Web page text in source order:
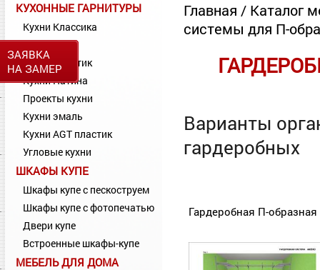
ЗАЯВКА
НА ЗАМЕР
КУХОННЫЕ ГАРНИТУРЫ
Кухни Классика
Кухни МДФ
Кухни Пластик
Кухни Патина
Проекты кухни
Кухни эмаль
Кухни AGT пластик
Угловые кухни
ШКАФЫ КУПЕ
Шкафы купе с пескоструем
Шкафы купе с фотопечатью
Двери купе
Встроенные шкафы-купе
МЕБЕЛЬ ДЛЯ ДОМА
Главная / Каталог
системы для П-
Варианты
гардеробных
Гардеробная П-образная